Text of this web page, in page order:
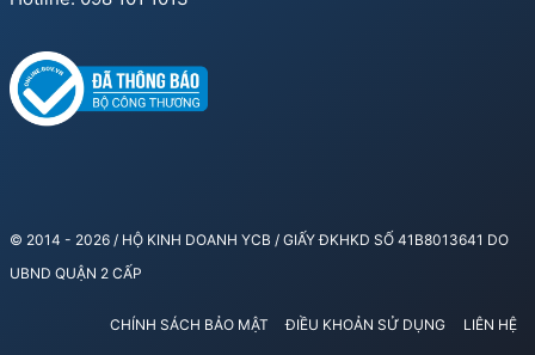
© 2014 - 2026 / HỘ KINH DOANH YCB / GIẤY ĐKHKD SỐ 41B8013641 DO
UBND QUẬN 2 CẤP
CHÍNH SÁCH BẢO MẬT ĐIỀU KHOẢN SỬ DỤNG LIÊN HỆ